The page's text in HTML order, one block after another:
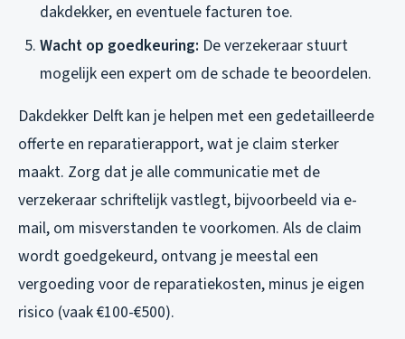
dakdekker, en eventuele facturen toe.
Wacht op goedkeuring: De verzekeraar stuurt
mogelijk een expert om de schade te beoordelen.
Dakdekker Delft kan je helpen met een gedetailleerde
offerte en reparatierapport, wat je claim sterker
maakt. Zorg dat je alle communicatie met de
verzekeraar schriftelijk vastlegt, bijvoorbeeld via e-
mail, om misverstanden te voorkomen. Als de claim
wordt goedgekeurd, ontvang je meestal een
vergoeding voor de reparatiekosten, minus je eigen
risico (vaak €100-€500).